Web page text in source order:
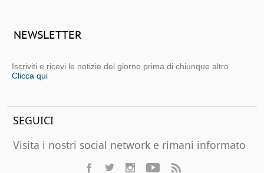
NEWSLETTER
Iscriviti e ricevi le notizie del giorno prima di chiunque altro
Clicca qui
SEGUICI
Visita i nostri social network e rimani informato